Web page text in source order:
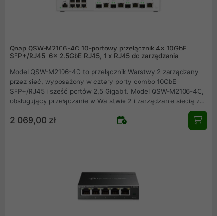
Qnap QSW-M2106-4C 10-portowy przełącznik 4x 10GbE
SFP+/RJ45, 6x 2.5GbE RJ45, 1 x RJ45 do zarządzania
Model QSW-M2106-4C to przełącznik Warstwy 2 zarządzany
przez sieć, wyposażony w cztery porty combo 10GbE
SFP+/RJ45 i sześć portów 2,5 Gigabit. Model QSW-M2106-4C,
obsługujący przełączanie w Warstwie 2 i zarządzanie siecią za
pomocą przyjaznego w obsłudze interfejsu WWW, oferuje łatwe
wdrażanie w hybrydowych środowiskach sieciowych wysokiej
szybkości i stanowi podstawowe rozwiązanie do zarządzania
2 069,00 zł